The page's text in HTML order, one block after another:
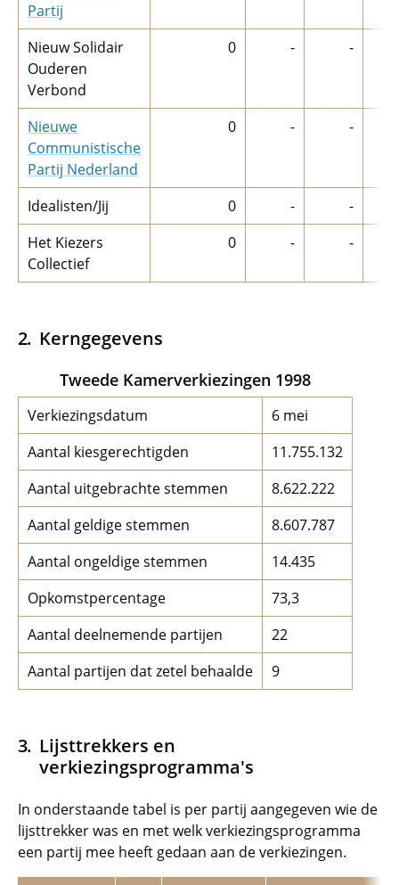
Partij
Nieuw Solidair
Ouderen
Verbond
0 - -
Nieuwe
Communistische
Partij Nederland
0 - -
Idealisten/Jij 0 -
-
Het Kiezers
Collectief
0 - -
Kerngegevens
Tweede Kamerverkiezingen 1998
Verkiezingsdatum
6 mei
Aantal kiesgerechtigden
11.755.132
Aantal uitgebrachte stemmen
8.622.222
Aantal geldige stemmen
8.607.787
Aantal ongeldige stemmen
14.435
Opkomstpercentage
73,3
Aantal deelnemende partijen
22
Aantal partijen dat zetel behaalde
9
Lijsttrekkers en
verkiezingsprogramma's
In onderstaande tabel is per partij aangegeven wie de
lijsttrekker was en met welk verkiezingsprogramma
een partij mee heeft gedaan aan de verkiezingen.